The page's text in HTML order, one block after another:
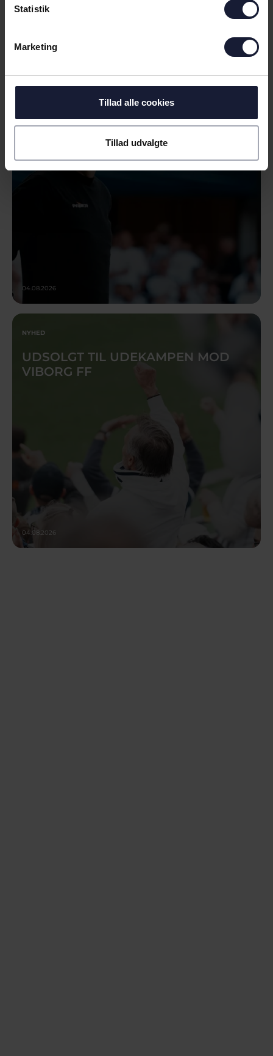
Statistik
Marketing
Tillad alle cookies
Tillad udvalgte
05.08.2026
NYHED
VENTER: - VI HAR FORBEREDT OS
04.08.2026
NYHED
UDSOLGT TIL UDEKAMPEN MOD
VIBORG FF
04.08.2026